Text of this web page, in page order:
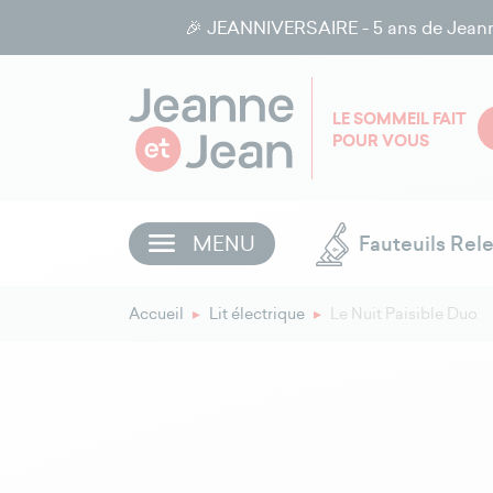
🎉 JEANNIVERSAIRE - 5 ans de
LE SOMMEIL FAIT
POUR VOUS
MENU Fauteuils
Accueil Lit électrique Le Nuit Paisible Duo